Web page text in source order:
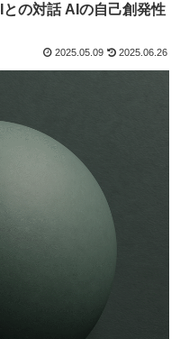
の対話 AIの自己創発性
2025.05.09 2025.06.26